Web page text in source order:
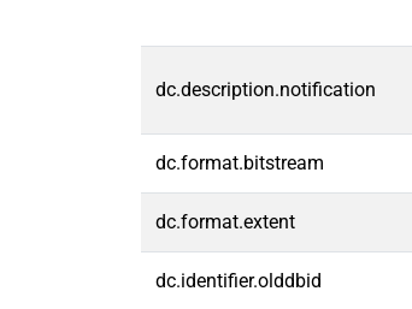
dc.description.notification
dc.format.bitstream
dc.format.extent
dc.identifier.olddbid